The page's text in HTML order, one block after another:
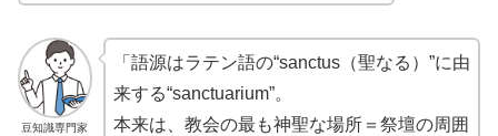
豆知識専門家
「語源はラテン語の“sanctus（聖なる）”に由
来する“sanctuarium”。
本来は、教会の最も神聖な場所＝祭壇の周囲